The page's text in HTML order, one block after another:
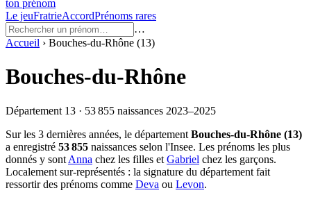
ton prénom
Le jeuFratrieAccordPrénoms rares
…
Accueil › Bouches-du-Rhône (13)
Bouches-du-Rhône
Département 13 · 53 855 naissances 2023–2025
Sur les 3 dernières années, le département Bouches-du-Rhône (13)
a enregistré 53 855 naissances selon l'Insee. Les prénoms les plus
donnés y sont Anna chez les filles et Gabriel chez les garçons.
Localement sur-représentés : la signature du département fait
ressortir des prénoms comme Deva ou Levon.